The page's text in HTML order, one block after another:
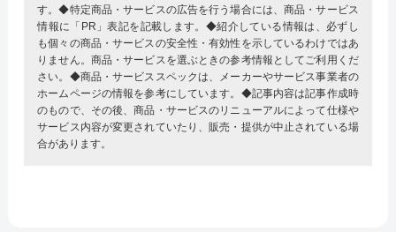
す。◆特定商品・サービスの広告を行う場合には、商品・サービス
情報に「PR」表記を記載します。◆紹介している情報は、必ずし
も個々の商品・サービスの安全性・有効性を示しているわけではあ
りません。商品・サービスを選ぶときの参考情報としてご利用くだ
さい。◆商品・サービススペックは、メーカーやサービス事業者の
ホームページの情報を参考にしています。◆記事内容は記事作成時
のもので、その後、商品・サービスのリニューアルによって仕様や
サービス内容が変更されていたり、販売・提供が中止されている場
合があります。